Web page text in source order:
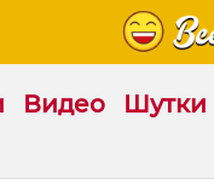
Видео Шутки